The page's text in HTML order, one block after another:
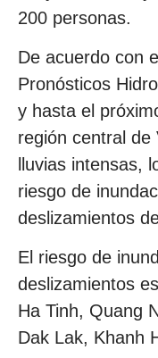
200 personas.
De acuerdo con
Pronósticos
y hasta el
región central de
lluvias intensas,
riesgo de
deslizamientos
El riesgo de
deslizamientos
Ha Tinh, Quang
Dak Lak, Khanh